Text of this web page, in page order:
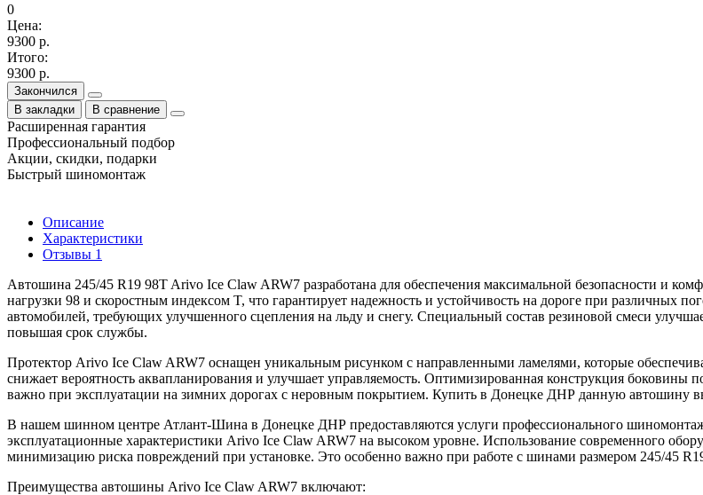
0
Цена:
9300 р.
Итого:
9300 р.
Закончился
В закладки
В сравнение
Расширенная гарантия
Профессиональный подбор
Акции, скидки, подарки
Быстрый шиномонтаж
Описание
Характеристики
Отзывы 1
Автошина 245/45 R19 98T Arivo Ice Claw ARW7 разработана для обеспечения максимальной безопасности и
нагрузки 98 и скоростным индексом T, что гарантирует надежность и устойчивость на дороге при
автомобилей, требующих улучшенного сцепления на льду и снегу. Специальный состав резиновой смеси
повышая срок службы.
Протектор Arivo Ice Claw ARW7 оснащен уникальным рисунком с направленными ламелями, которые
снижает вероятность аквапланирования и улучшает управляемость. Оптимизированная конструкция
важно при эксплуатации на зимних дорогах с неровным покрытием. Купить в Донецке ДНР данную автошину
В нашем шинном центре Атлант-Шина в Донецке ДНР предоставляются услуги профессионального
эксплуатационные характеристики Arivo Ice Claw ARW7 на высоком уровне. Использование современного
минимизацию риска повреждений при установке. Это особенно важно при работе с шинами размером 245/45
Преимущества автошины Arivo Ice Claw ARW7 включают: